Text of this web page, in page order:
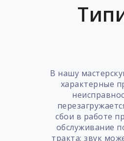
В нашу
характерные
сбои в работе
обслуживание
тракта: звук